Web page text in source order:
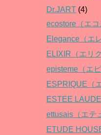
Dr.JART (4)
ecostore（エコ
Elegance（エ
ELIXIR（エリ
episteme（エ
ESPRIQUE（
ESTEE
ettusais（エテ
ETUDE